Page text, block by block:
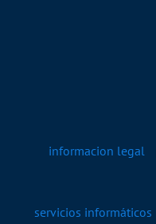
informacion legal
servicios informáticos